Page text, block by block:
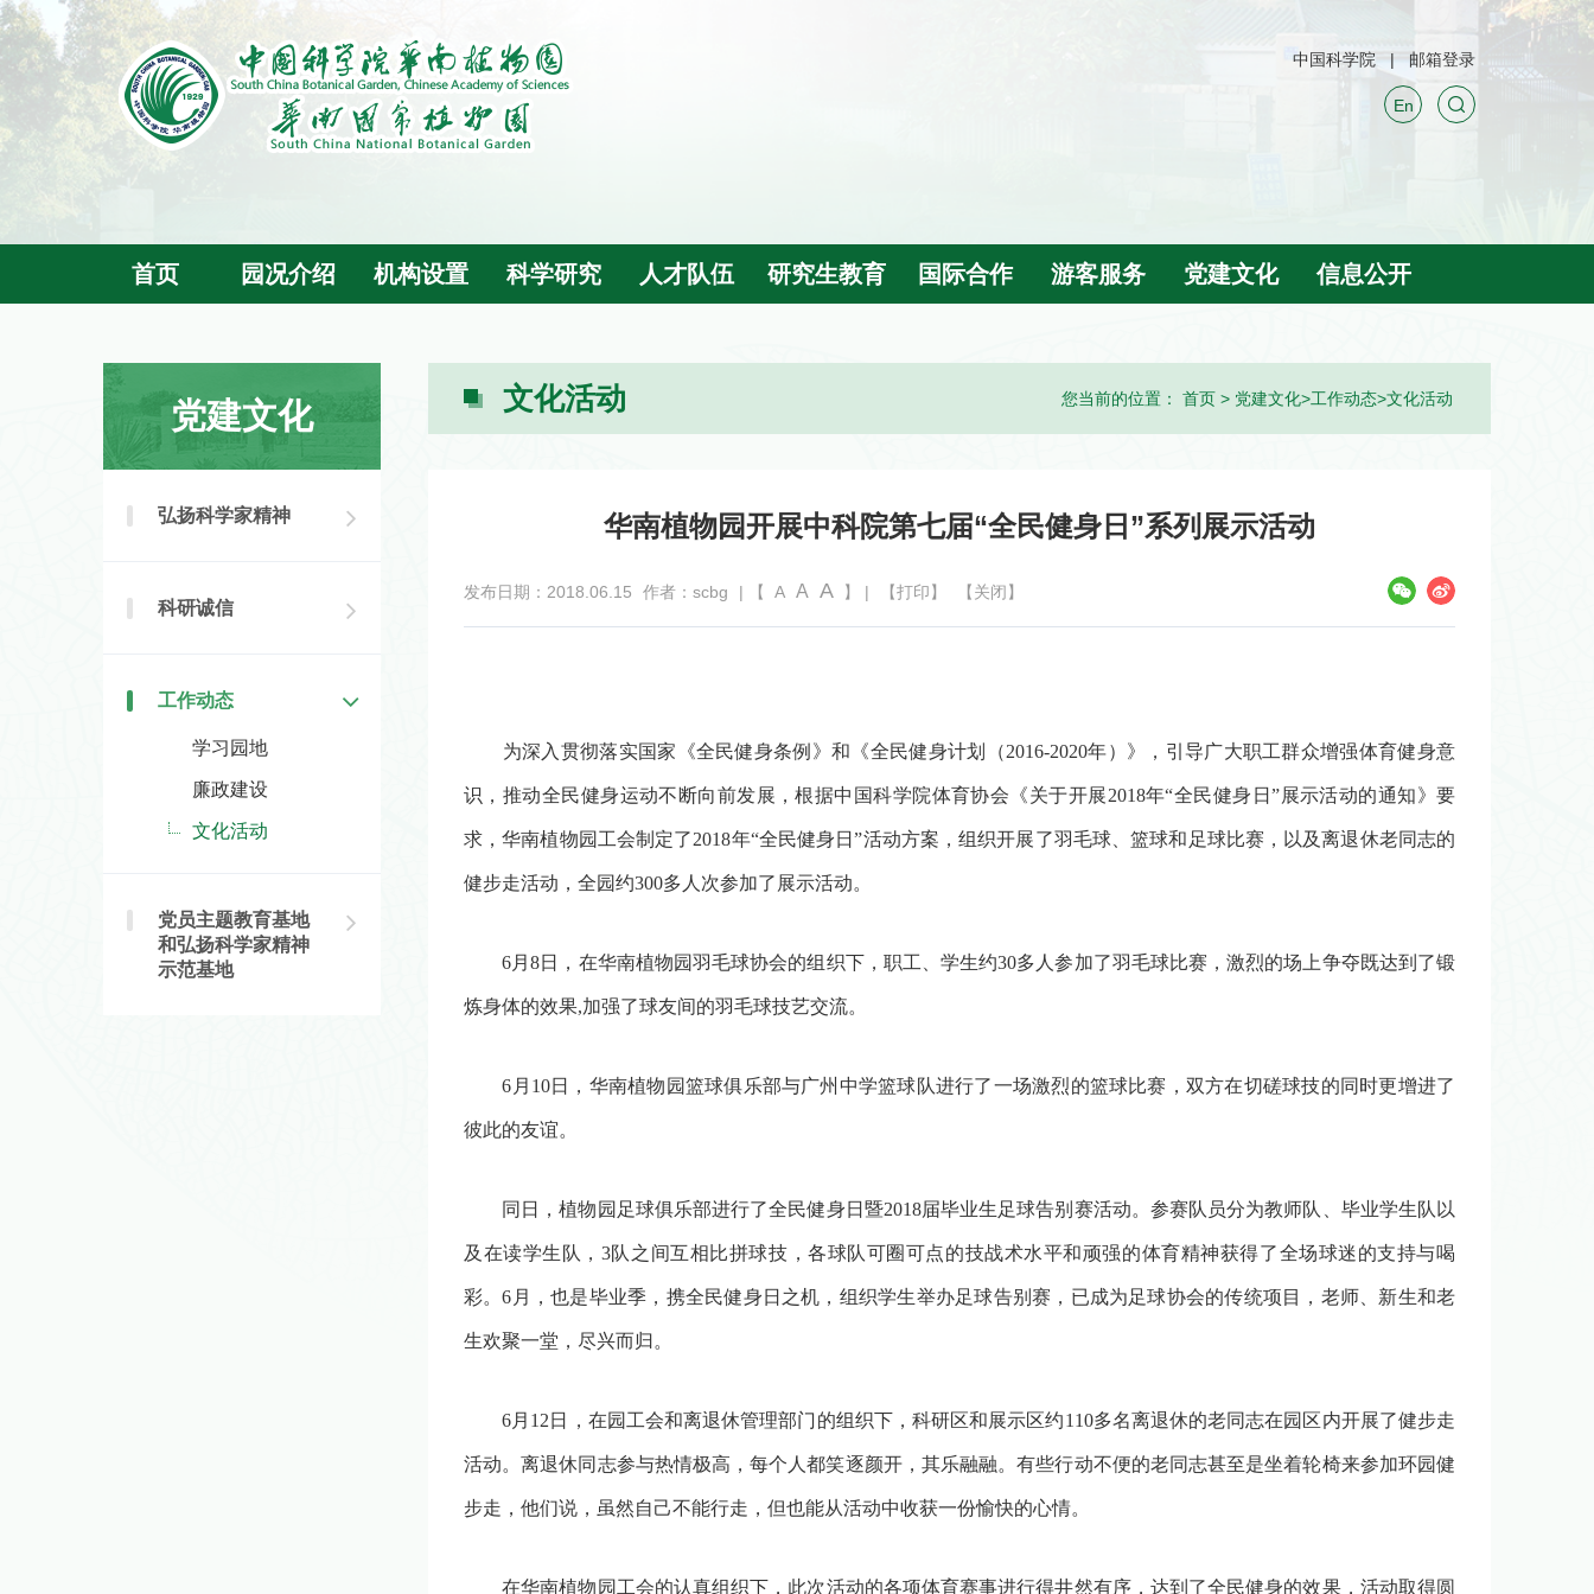
中国科学院 邮箱登录
En
首页 园况介绍 机构设置 科学研究 人才队伍 研究生教育 国际合作 游客服务 党建文化 信息公开
您当前的位置： 首页 > 党建文化>工作动态>文化活动
党建文化
弘扬科学家精神
科研诚信
工作动态
学习园地
廉政建设
文化活动
党员主题教育基地
和弘扬科学家精神
示范基地
文化活动
华南植物园开展中科院第七届“全民健身日”系列展示活动
发布日期：2018.06.15 作者：scbg | 【 A A A 】 | 【打印】 【关闭】
为深入贯彻落实国家《全民健身条例》和《全民健身计划（2016-2020年）》，引导广大职工群众增强体育健身意
识，推动全民健身运动不断向前发展，根据中国科学院体育协会《关于开展2018年“全民健身日”展示活动的通知》要
求，华南植物园工会制定了2018年“全民健身日”活动方案，组织开展了羽毛球、篮球和足球比赛，以及离退休老同志的
健步走活动，全园约300多人次参加了展示活动。
6月8日，在华南植物园羽毛球协会的组织下，职工、学生约30多人参加了羽毛球比赛，激烈的场上争夺既达到了锻
炼身体的效果,加强了球友间的羽毛球技艺交流。
6 月 10日，华南植物园篮球俱乐部与广州中学篮球队进行了一场激烈的篮球比赛，双方在切磋球技的同时更增进了
彼此的友谊。
同日，植物园足球俱乐部进行了全民健身日暨2018届毕业生足球告别赛活动。参赛队员分为教师队、毕业学生队以
及在读学生队， 3队之间互相比拼球技，各球队可圈可点的技战术水平和顽强的体育精神获得了全场球迷的支持与喝
彩。6 月，也是毕业季，携全民健身日之机，组织学生举办足球告别赛，已成为足球协会的传统项目，老师、新生和老
生欢聚一堂，尽兴而归。
6月 12 日，在园工会和离退休管理部门的组织下，科研区和展示区约110多名离退休的老同志在园区内开展了健步走
活动。离退休同志参与热情极高，每个人都笑逐颜开，其乐融融。有些行动不便的老同志甚至是坐着轮椅来参加环园健
步走，他们说，虽然自己不能行走，但也能从活动中收获一份愉快的心情。
在华南植物园工会的认真组织下，此次活动的各项体育赛事进行得井然有序，达到了全民健身的效果，活动取得圆